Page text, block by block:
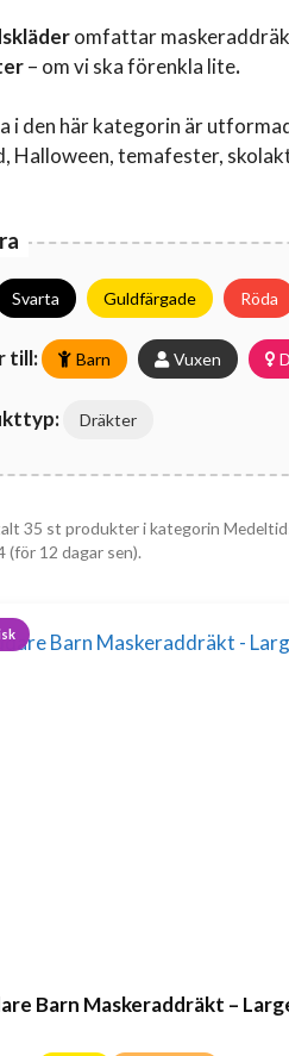
omfattar
– om vi ska förenkla lite.
i den här kategorin är
Halloween, temafester,
Svarta Guldfärgade Röda
till: Barn Vuxen
Dräkter
35 st produkter i kategorin
(för 12 dagar sen).
Barn Maskeraddräkt –